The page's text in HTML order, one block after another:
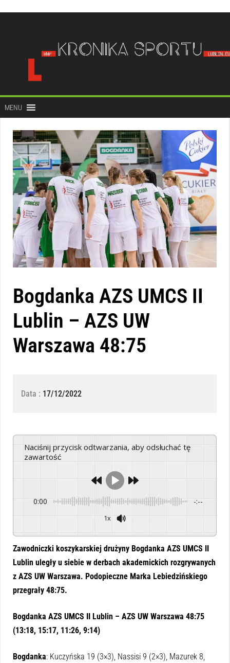
treści
MENU
Bogdanka AZS UMCS II
Lublin – AZS UW
Warszawa 48:75
Data : 17/12/2022
Naciśnij przycisk odtwarzania, aby odsłuchać tę
zawartość
0:00 -:--
1x
Zawodniczki koszykarskiej drużyny Bogdanka AZS UMCS II
Lublin uległy u siebie w derbach akademickich rozgrywanych
z AZS UW Warszawa. Podopieczne Marka Lebiedzińskiego
przegrały 48:75.
Bogdanka AZS UMCS II Lublin – AZS UW Warszawa 48:75
(13:18, 15:17, 11:26, 9:14)
Bogdanka: Kuczyńska 19 (3×3), Nassisi 9 (2×3), Mazurek 8,